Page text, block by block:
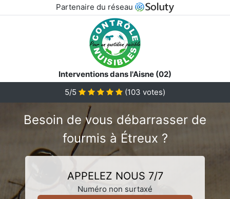
Partenaire du réseau
Interventions dans l'Aisne (02)
5/5 (103 votes)
Besoin de vous débarrasser de
fourmis à Étreux ?
APPELEZ NOUS 7/7
Numéro non surtaxé